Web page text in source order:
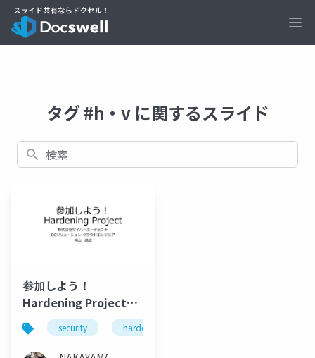
タグ #h・v に関するスライド
検索
参加しよう！
Hardening Project
#h10v #h・v
security hardening